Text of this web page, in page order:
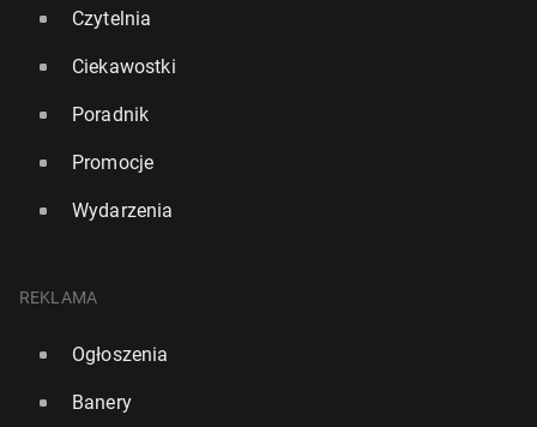
Czytelnia
Ciekawostki
Poradnik
Promocje
Wydarzenia
REKLAMA
Ogłoszenia
Banery